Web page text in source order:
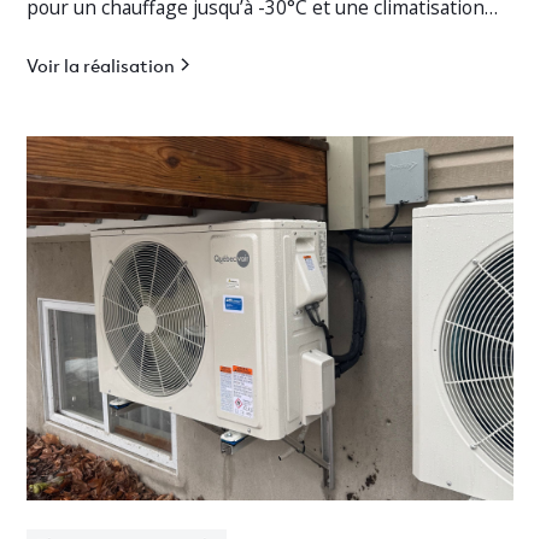
pour un chauffage jusqu’à -30°C et une climatisation
Voir la réalisation